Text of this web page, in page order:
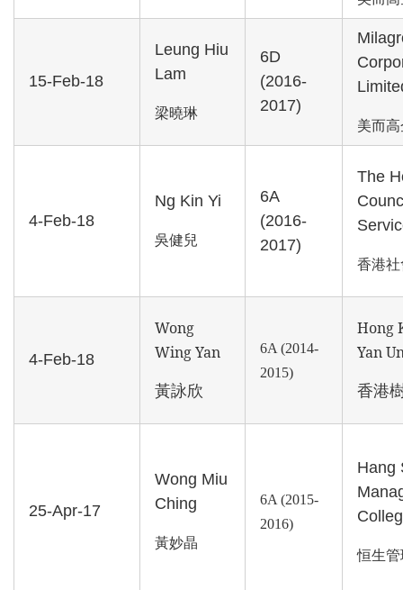
15-Feb-18
Leung Hiu
Lam
梁曉琳
6D
(2016-
2017)
美而
4-Feb-18
Ng Kin Yi
吳健兒
6A
(2016-
2017)
The
香港
4-Feb-18
Wong
Wing Yan
黃詠欣
6A (2014-
2015)
Hong
Yan
香港
25-Apr-17
Wong Miu
Ching
黃妙晶
6A (2015-
2016)
Hang
恒生